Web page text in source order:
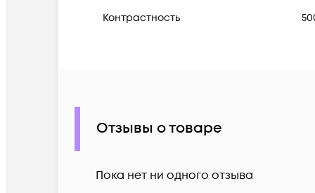
Контрастность
Отзывы о товаре
Пока нет ни одного отзыва